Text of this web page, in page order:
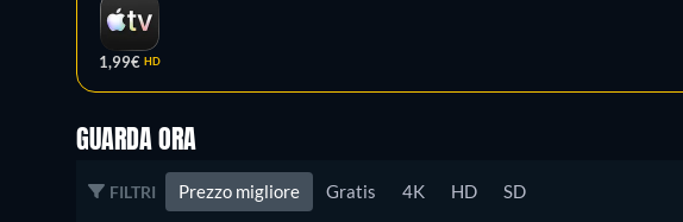
1,99€ HD
GUARDA ORA
FILTRI Prezzo migliore Gratis 4K HD SD